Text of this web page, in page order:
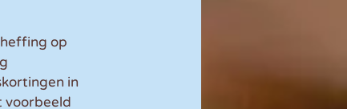
op
in
voorbeeld